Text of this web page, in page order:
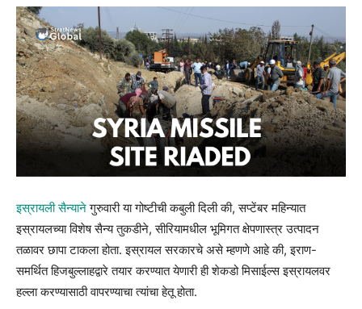
इस्रायली सैन्यानेगुरुवारी या गोष्टीची कबुली दिली की, सप्टेंबर महिन्यात
इस्रायलच्या विशेष सैन्य तुकडीने, सीरियामधील भूमिगत क्षेपणास्त्र उत्पादन
तळावर छापा टाकला होता. इस्रायल सरकारचे असे म्हणणे आहे की, इराण-
समर्थित हिजबुल्लाहद्वारे तयार करण्यात येणारी ही शेकडो मिसाईल्स इस्रायलवर
हल्ला करण्यासाठी वापरण्याचा त्यांचा हेतू होता.